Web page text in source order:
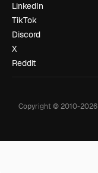
LinkedIn
TikTok
Discord
X
Reddit
Copyright © 2010-2026